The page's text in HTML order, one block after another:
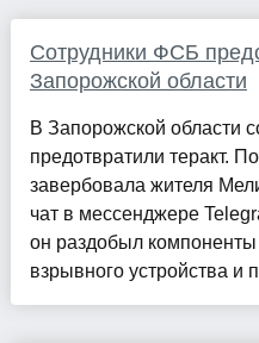
Сотрудники ФСБ
Запорожской области
В Запорожской области
предотвратили теракт.
завербовала жителя
чат в мессенджере
он раздобыл компоненты
взрывного устройства и